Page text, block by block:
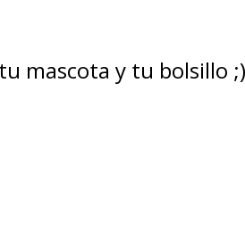
mascota y tu bolsillo